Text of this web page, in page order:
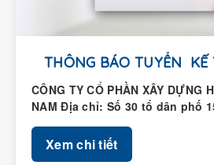
THÔNG BÁO TUYỂN KẾ
CÔNG TY CỔ PHẦN XÂY DỰNG
NAM Địa chỉ: Số 30 tổ dân phố
Xem chi tiết